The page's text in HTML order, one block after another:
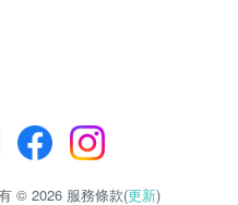
© 2026 服務條款(更新)